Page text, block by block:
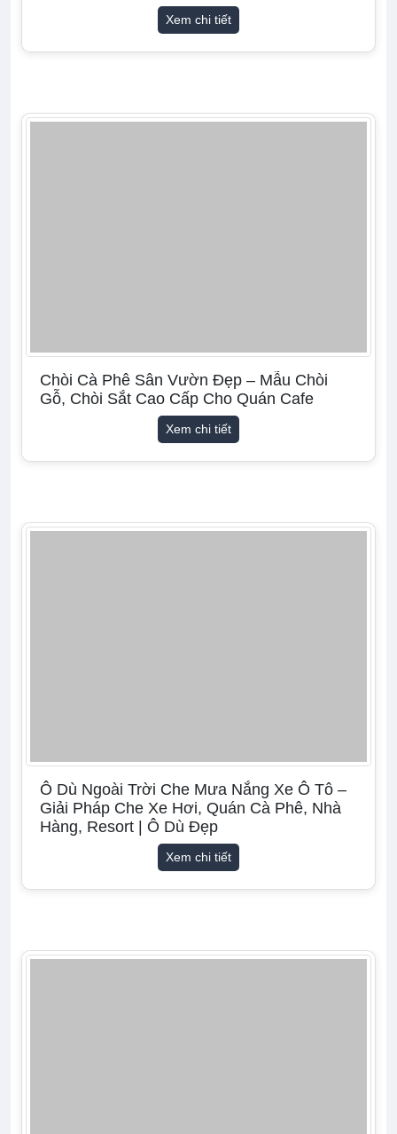
Xem chi tiết
Chòi Cà Phê Sân Vườn Đẹp – Mẫu Chòi
Gỗ, Chòi Sắt Cao Cấp Cho Quán Cafe
Xem chi tiết
Ô Dù Ngoài Trời Che Mưa Nắng Xe Ô Tô –
Giải Pháp Che Xe Hơi, Quán Cà Phê, Nhà
Hàng, Resort | Ô Dù Đẹp
Xem chi tiết